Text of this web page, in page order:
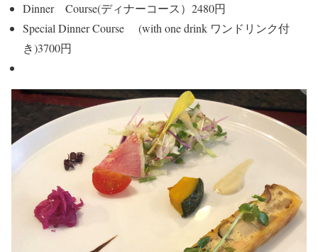
Dinner Course(ディナーコース）2480円
Special Dinner Course (with one drink ワンドリンク付
き)3700円